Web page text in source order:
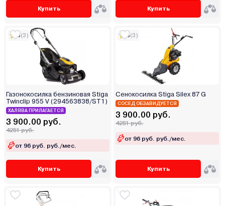
Купить Купить
5(3)
Газонокосилка бензиновая Stiga
Twinclip 955 V (294563838/ST1)
ХАЛЯВА ПРИЛАГАЕТСЯ
3 900.00 руб.
4251 руб.
от 96 руб. руб./мес.
Купить
5(3)
Сенокосилка Stiga Silex 87 G
СОСЕД ОБЗАВИДУЕТСЯ
3 900.00 руб.
4251 руб.
от 96 руб. руб./мес.
Купить